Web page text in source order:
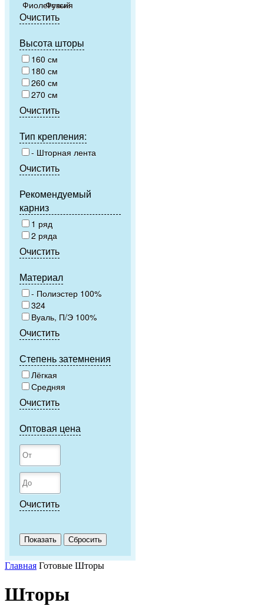
Очистить
Высота шторы
160 см
180 см
260 см
270 см
Очистить
Тип крепления:
- Шторная лента
Очистить
Рекомендуемый
карниз
1 ряд
2 ряда
Очистить
Материал
- Полиэстер 100%
324
Вуаль, П/Э 100%
Очистить
Степень затемнения
Лёгкая
Средняя
Очистить
Оптовая цена
Очистить
Главная Готовые Шторы
Шторы